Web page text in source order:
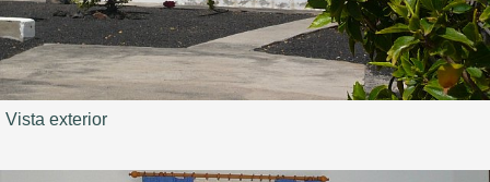
Vista exterior